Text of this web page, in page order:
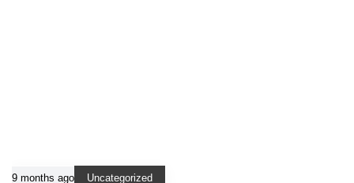
9 months ago Uncategorized